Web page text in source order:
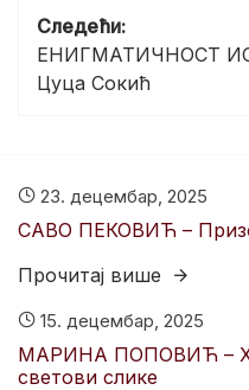
Следећи:
ЕНИГМАТИЧНОСТ
Цуца Сокић
23. децембар, 2025
САВО ПЕКОВИЋ –
Прочитај више
15. децембар, 2025
МАРИНА ПОПОВИЋ –
светови слике